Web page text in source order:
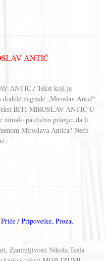
ANTIĆ
ANTIĆ / Tekst koji je
nagrade „Miroslav Antić“
BITI MIROSLAV ANTIĆ U
nimalo patetično pitanje: da li
Miroslava Antića? Neću
Priče / Pripovetke, Proza,
Zanimljivosti Nikola Tesla